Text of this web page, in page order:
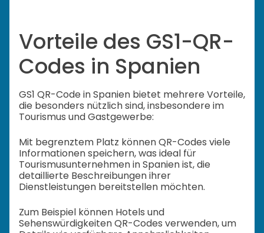
Vorteile des GS1-QR-
Codes in Spanien
GS1 QR-Code in Spanien bietet mehrere Vorteile,
die besonders nützlich sind, insbesondere im
Tourismus und Gastgewerbe:
Mit begrenztem Platz können QR-Codes viele
Informationen speichern, was ideal für
Tourismusunternehmen in Spanien ist, die
detaillierte Beschreibungen ihrer
Dienstleistungen bereitstellen möchten.
Zum Beispiel können Hotels und
Sehenswürdigkeiten QR-Codes verwenden, um